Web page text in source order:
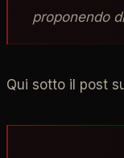
proponendo
Qui sotto il post